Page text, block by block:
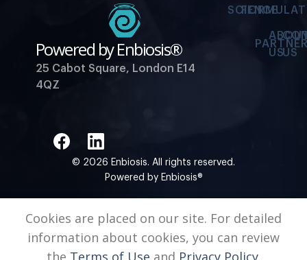
Powered by Enbiosis®
25 Cabot Square, London E14
4QZ
SCIENCE
USUS
© 2026 Enbiosis. All rights reserved.
Powered by Enbiosis®
Cookies are placed on our site. For detailed
information about cookies, you can review
the Terms of Use and Privacy Policy.